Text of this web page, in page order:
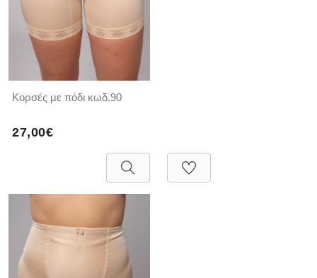
Κορσές με πόδι κωδ.90
27,00€